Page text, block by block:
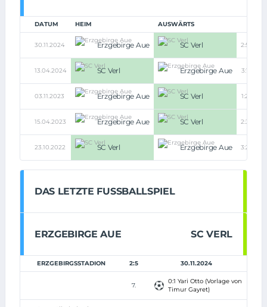
DATUM HEIM AUSWÄRTS
30.11.2024 Erzgebirge Aue SC Verl 2:5
13.04.2024 SC Verl Erzgebirge Aue 3:1
03.11.2023 Erzgebirge Aue SC Verl 1:2
15.04.2023 Erzgebirge Aue SC Verl 2:3
23.10.2022 SC Verl Erzgebirge Aue 3:2
DAS LETZTE FUSSBALLSPIEL
ERZGEBIRGE AUE SC VERL
ERZGEBIRGSSTADION 2:5 30.11.2024
7.
0:1 Yari Otto (Vorlage von
Timur Gayret)